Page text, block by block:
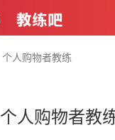
个人购物者教练
个人购物者教